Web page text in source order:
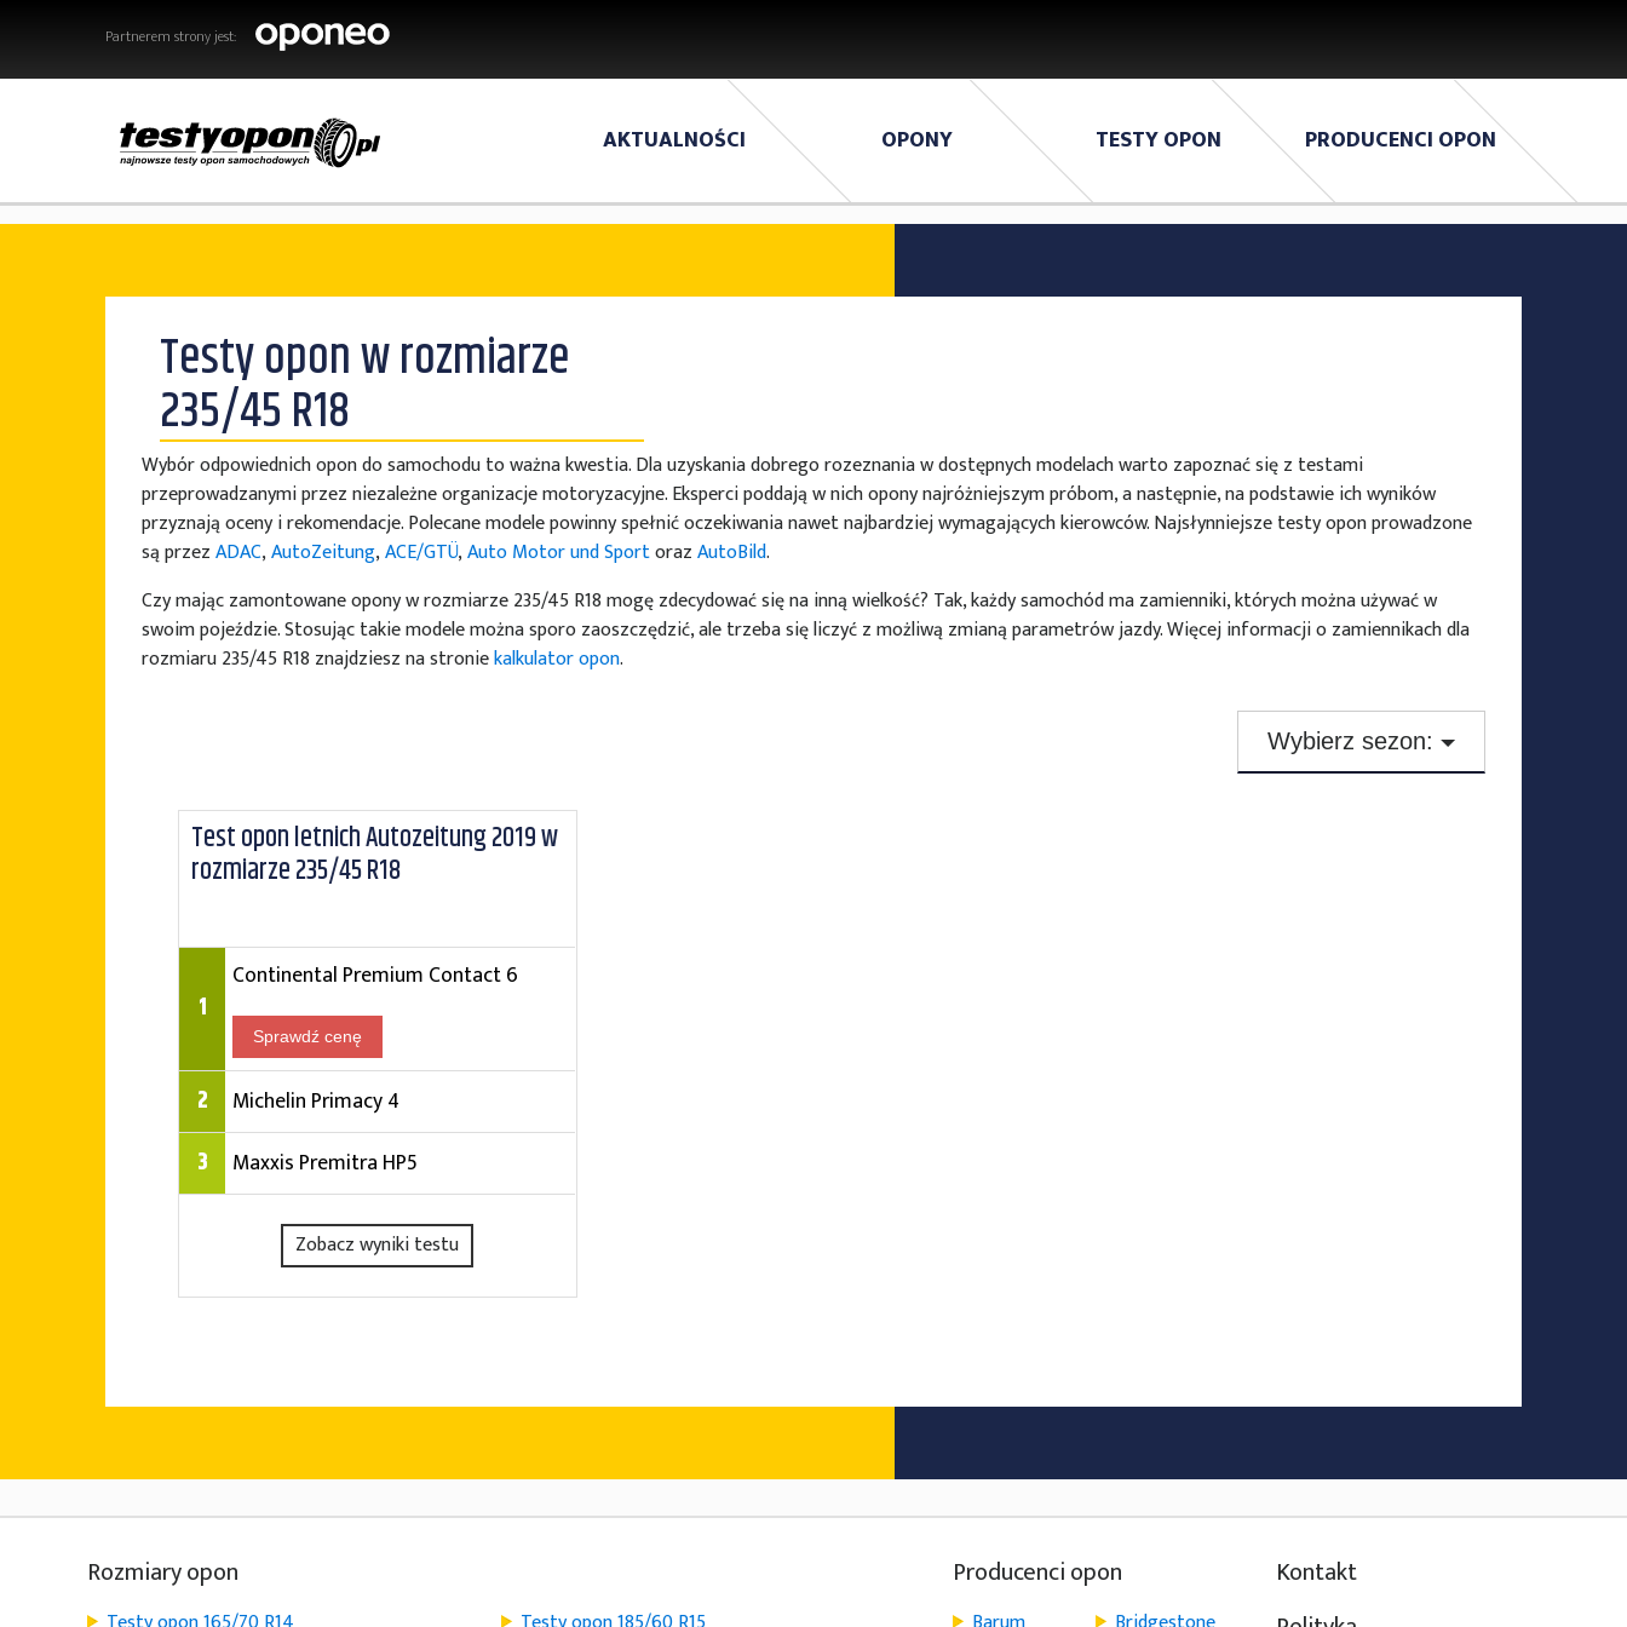
Partnerem strony jest:
AKTUALNOŚCI OPONY TESTY OPON PRODUCENCI OPON
Testy opon w rozmiarze
235/45 R18
Wybór odpowiednich opon do samochodu to ważna kwestia. Dla uzyskania dobrego rozeznania w dostępnych modelach warto zapoznać się z testami
przeprowadzanymi przez niezależne organizacje motoryzacyjne. Eksperci poddają w nich opony najróżniejszym próbom, a następnie, na podstawie ich wyników
przyznają oceny i rekomendacje. Polecane modele powinny spełnić oczekiwania nawet najbardziej wymagających kierowców. Najsłynniejsze testy opon prowadzone
są przezADAC,AutoZeitung,ACE/GTÜ,Auto Motor und SportorazAutoBild.
Czy mając zamontowane opony w rozmiarze 235/45 R18 mogę zdecydować się na inną wielkość? Tak, każdy samochód ma zamienniki, których można używać w
swoim pojeździe. Stosując takie modele można sporo zaoszczędzić, ale trzeba się liczyć z możliwą zmianą parametrów jazdy. Więcej informacji o zamiennikach dla
rozmiaru 235/45 R18 znajdziesz na stroniekalkulator opon.
Wybierz sezon:
Test opon letnich Autozeitung 2019 w
rozmiarze 235/45 R18
1
Continental Premium Contact 6
Sprawdź cenę
2 Michelin Primacy 4
3 Maxxis Premitra HP5
Zobacz wyniki testu
Rozmiary opon Producenci opon
Kontakt